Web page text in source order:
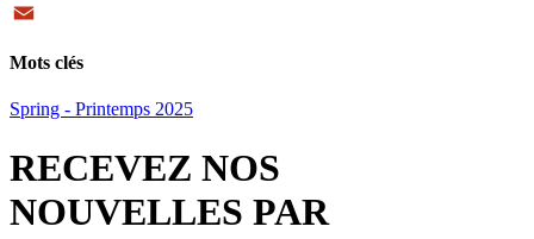
Twitter
Mots clés
Spring - Printemps 2025
RECEVEZ NOS
NOUVELLES PAR